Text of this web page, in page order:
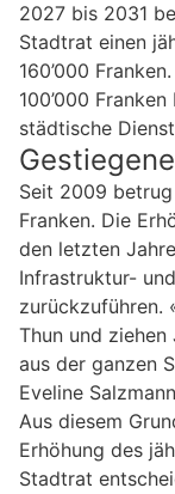
2027 bis 2031
Stadtrat einen
160’000
100’000
städtische
Seit 2009
Franken. Die
den letzten
Infrastruktur-
zurückzuführen.
Thun und
aus der ganzen
Eveline
Aus diesem
Erhöhung des
Stadtrat